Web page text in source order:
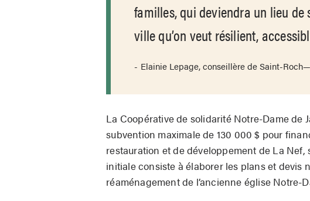
familles, qui deviendra un lieu
ville qu’on veut résilient,
Elainie Lepage, conseillère de Saint-
La Coopérative de solidarité Notre-Dame de
subvention maximale de 130 000 $ pour
restauration et de développement de La
initiale consiste à élaborer les plans et devis
réaménagement de l’ancienne église Notre-